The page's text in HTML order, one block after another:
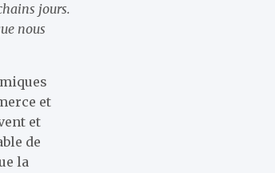
jours.
nous
et
et
de
la